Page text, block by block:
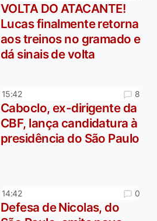
VOLTA DO ATACANTE!
Lucas finalmente retorna
aos treinos no gramado e
dá sinais de volta
15:42 8
Caboclo, ex-dirigente da
CBF, lança candidatura à
presidência do São Paulo
14:42 0
Defesa de Nicolas, do